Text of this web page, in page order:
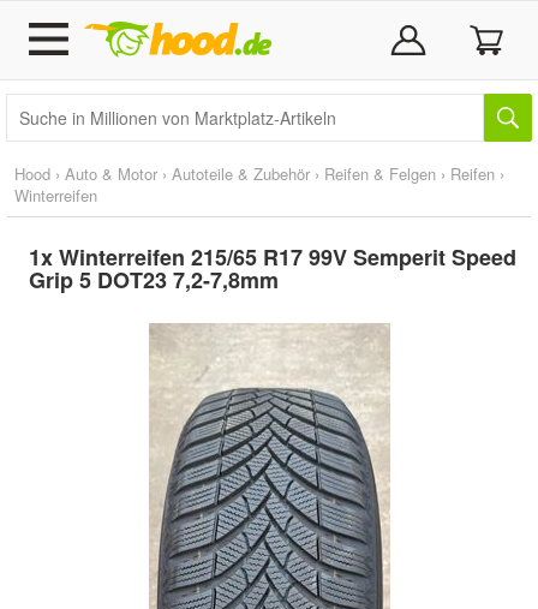
Hood › Auto & Motor › Autoteile & Zubehör › Reifen & Felgen › Reifen ›
Winterreifen
1x Winterreifen 215/65 R17 99V Semperit Speed
Grip 5 DOT23 7,2-7,8mm